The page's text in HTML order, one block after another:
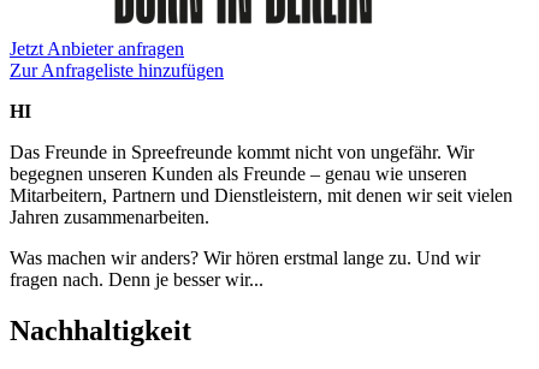
Jetzt Anbieter anfragen
Zur Anfrageliste hinzufügen
HI
Das Freunde in Spreefreunde kommt nicht von ungefähr. Wir
begegnen unseren Kunden als Freunde – genau wie unseren
Mitarbeitern, Partnern und Dienstleistern, mit denen wir seit vielen
Jahren zusammenarbeiten.
Was machen wir anders? Wir hören erstmal lange zu. Und wir
fragen nach. Denn je besser wir...
Nachhaltigkeit